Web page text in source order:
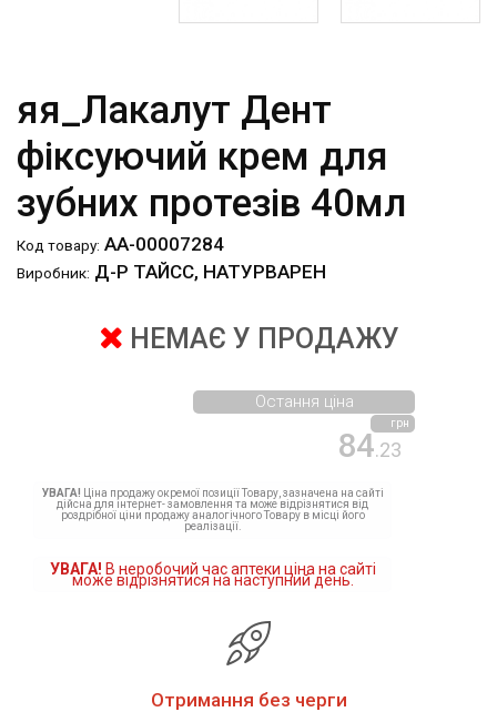
яя_Лакалут Дент
фіксуючий крем для
зубних протезів 40мл
Код товару: АА-00007284
Виробник: Д-Р ТАЙСС, НАТУРВАРЕН
НЕМАЄ У ПРОДАЖУ
84.23
грн
Остання ціна
УВАГА! Ціна продажу окремої позиції Товару, зазначена на сайті
дійсна для інтернет- замовлення та може відрізнятися від
роздрібної ціни продажу аналогічного Товару в місці його
реалізації.
УВАГА! В неробочий час аптеки ціна на сайті
може відрізнятися на наступний день.
Отримання без черги